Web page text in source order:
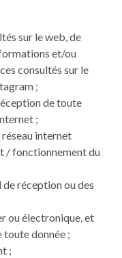
sur le web, de
et/ou
consultés sur le
;
de toute
;
internet
/ fonctionnement du
réception ou des
ou électronique, et
toute donnée ;
;